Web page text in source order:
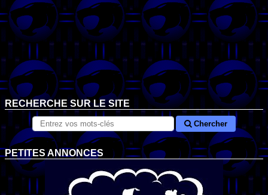
RECHERCHE SUR LE SITE
Chercher
PETITES ANNONCES